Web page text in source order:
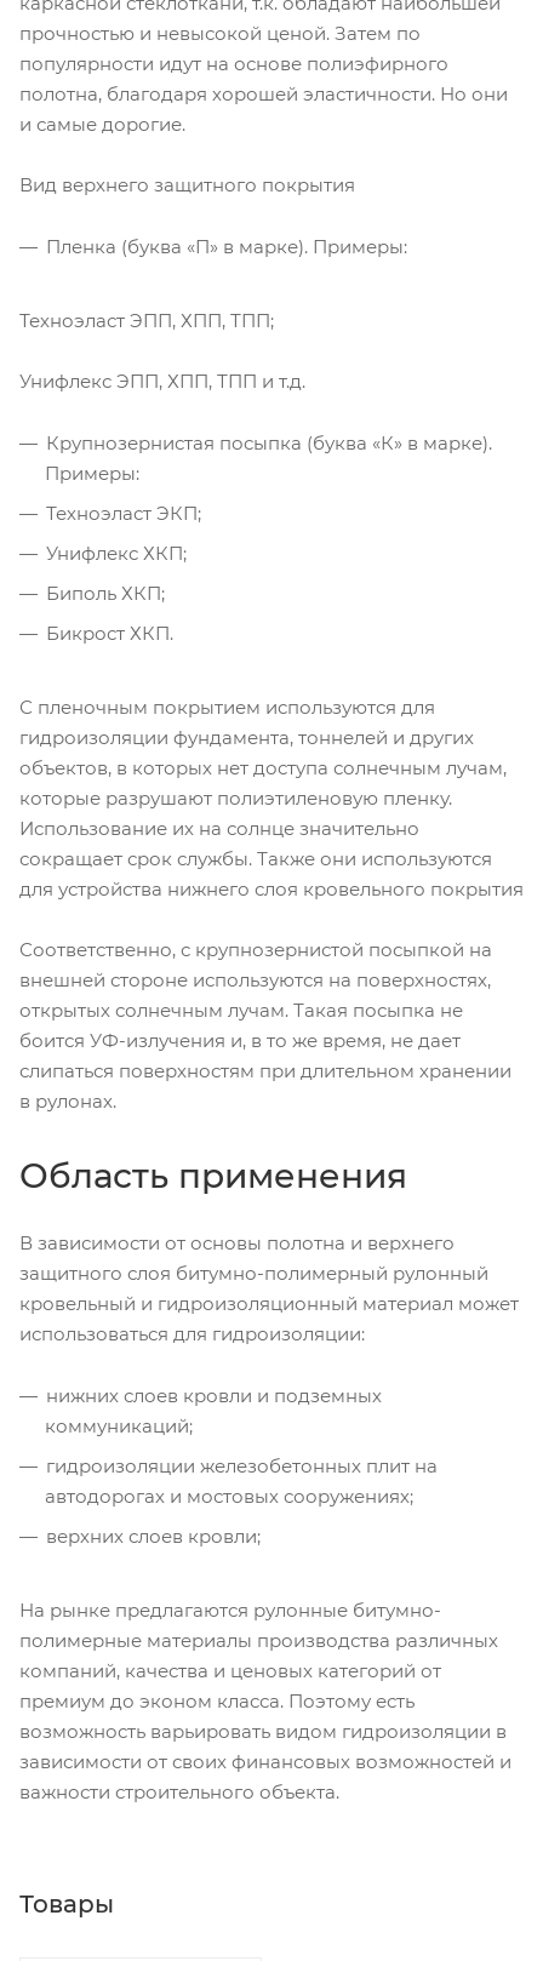
прочностью и невысокой ценой. Затем по
популярности идут на основе полиэфирного
полотна, благодаря хорошей эластичности. Но они
и самые дорогие.
Вид верхнего защитного покрытия
Пленка (буква «П» в марке). Примеры:
Техноэласт ЭПП, ХПП, ТПП;
Унифлекс ЭПП, ХПП, ТПП и т.д.
Крупнозернистая посыпка (буква «К» в марке).
Примеры:
Техноэласт ЭКП;
Унифлекс ХКП;
Биполь ХКП;
Бикрост ХКП.
С пленочным покрытием используются для
гидроизоляции фундамента, тоннелей и других
объектов, в которых нет доступа солнечным лучам,
которые разрушают полиэтиленовую пленку.
Использование их на солнце значительно
сокращает срок службы. Также они используются
для устройства нижнего слоя кровельного покрытия
Соответственно, с крупнозернистой посыпкой на
внешней стороне используются на поверхностях,
открытых солнечным лучам. Такая посыпка не
боится УФ-излучения и, в то же время, не дает
слипаться поверхностям при длительном хранении
в рулонах.
Область применения
В зависимости от основы полотна и верхнего
защитного слоя битумно-полимерный рулонный
кровельный и гидроизоляционный материал может
использоваться для гидроизоляции:
нижних слоев кровли и подземных
коммуникаций;
гидроизоляции железобетонных плит на
автодорогах и мостовых сооружениях;
верхних слоев кровли;
На рынке предлагаются рулонные битумно-
полимерные материалы производства различных
компаний, качества и ценовых категорий от
премиум до эконом класса. Поэтому есть
возможность варьировать видом гидроизоляции в
зависимости от своих финансовых возможностей и
важности строительного объекта.
Товары